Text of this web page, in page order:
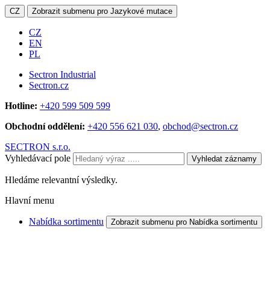
CZ Zobrazit submenu pro Jazykové mutace
CZ
EN
PL
Sectron Industrial
Sectron.cz
Hotline: +420 599 509 599
Obchodní oddělení: +420 556 621 030, obchod@sectron.cz
SECTRON s.r.o.
Vyhledávací pole
Vyhledat záznamy
Hledáme relevantní výsledky.
Hlavní menu
Nabídka sortimentu Zobrazit submenu pro Nabídka sortimentu